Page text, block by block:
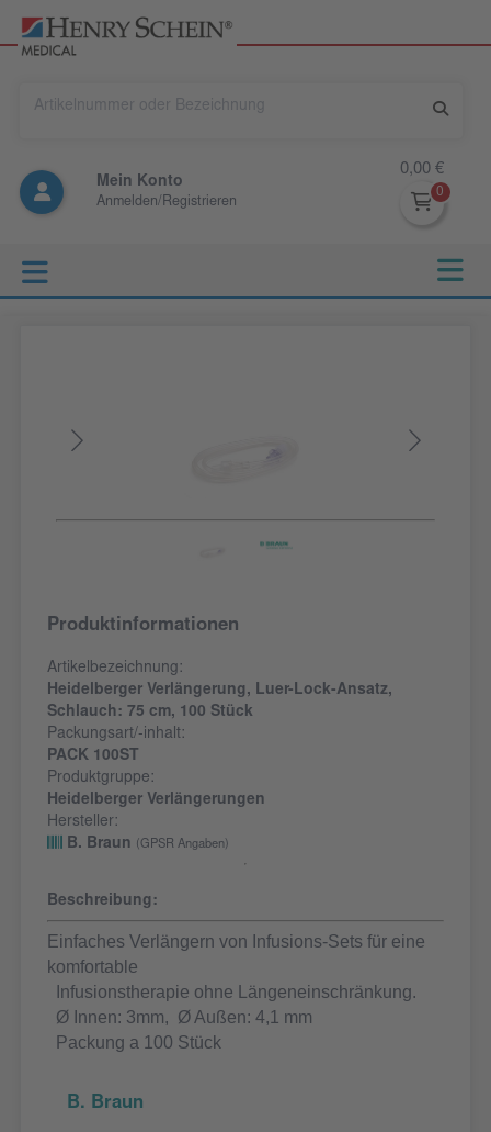
Mein Konto
Anmelden/Registrieren
0,00 €
Produktinformationen
Artikelbezeichnung:
Heidelberger Verlängerung, Luer-Lock-Ansatz,
Schlauch: 75 cm, 100 Stück
Packungsart/-inhalt:
PACK 100ST
Produktgruppe:
Heidelberger Verlängerungen
Hersteller:
B. Braun
(GPSR Angaben)
Beschreibung:
Einfaches Verlängern von Infusions-Sets für eine
komfortable
Infusionstherapie ohne Längeneinschränkung.
Ø Innen: 3mm, Ø Außen: 4,1 mm
Packung a 100 Stück
B. Braun